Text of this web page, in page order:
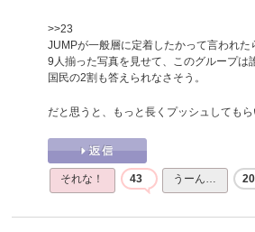
>>23
JUMPが一般層に定着したかって言われた
9人揃った写真を見せて、このグループは
国民の2割も答えられなさそう。
だと思うと、もっと長くプッシュしてもら
それな！ 43 うーん… 20